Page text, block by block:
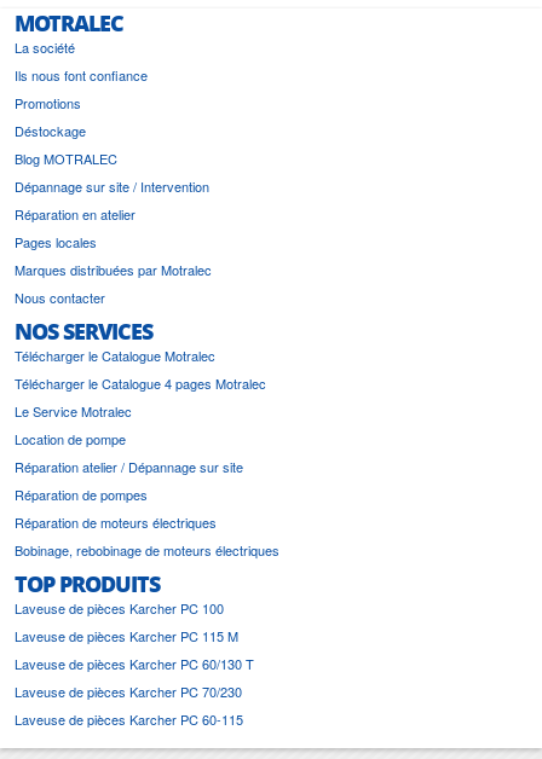
MOTRALEC
La société
Ils nous font confiance
Promotions
Déstockage
Blog MOTRALEC
Dépannage sur site / Intervention
Réparation en atelier
Pages locales
Marques distribuées par Motralec
Nous contacter
NOS SERVICES
Télécharger le Catalogue Motralec
Télécharger le Catalogue 4 pages Motralec
Le Service Motralec
Location de pompe
Réparation atelier / Dépannage sur site
Réparation de pompes
Réparation de moteurs électriques
Bobinage, rebobinage de moteurs électriques
TOP PRODUITS
Laveuse de pièces Karcher PC 100
Laveuse de pièces Karcher PC 115 M
Laveuse de pièces Karcher PC 60/130 T
Laveuse de pièces Karcher PC 70/230
Laveuse de pièces Karcher PC 60-115